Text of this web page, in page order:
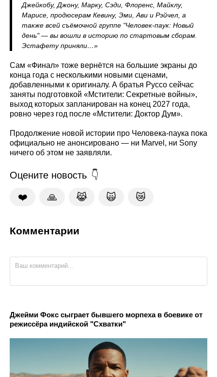
Джейкобу, Джону, Марку, Сэди, Флоренс, Майклу,
Марисе, продюсерам Кевину, Эми, Ави и Рэйчел, а
также всей съёмочной группе "Человек-паук: Новый
день" — вы вошли в историю по стартовым сборам.
Эстафету приняли…»
Сам «Финал» тоже вернётся на большие экраны до
конца года с несколькими новыми сценами,
добавленными к оригиналу. А братья Руссо сейчас
заняты подготовкой «Мстители: Секретные войны»,
выход которых запланирован на конец 2027 года,
ровно через год после «Мстители: Доктор Дум».
Продолжение новой истории про Человека-паука пока
официально не анонсировано — ни Marvel, ни Sony
ничего об этом не заявляли.
Оцените новость
❤️ 🙏 😹 🙀 😿
Комментарии
Джейми Фокс сыграет бывшего морпеха в боевике от
режиссёра индийской "Схватки"